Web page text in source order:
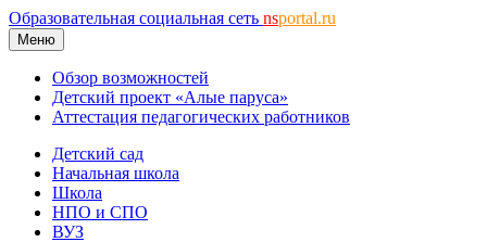
Образовательная социальная сеть nsportal.ru
Меню
Обзор возможностей
Детский проект «Алые паруса»
Аттестация педагогических работников
Детский сад
Начальная школа
Школа
НПО и СПО
ВУЗ